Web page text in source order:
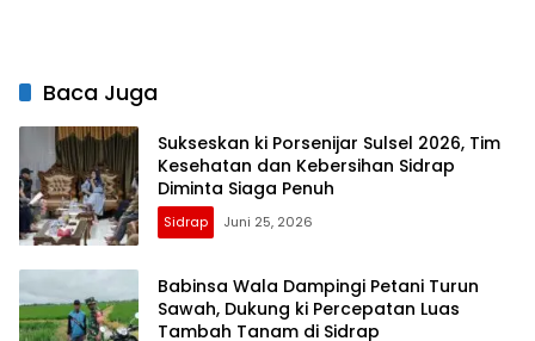
Baca Juga
Sukseskan ki Porsenijar Sulsel 2026, Tim
Kesehatan dan Kebersihan Sidrap
Diminta Siaga Penuh
Sidrap Juni 25, 2026
Babinsa Wala Dampingi Petani Turun
Sawah, Dukung ki Percepatan Luas
Tambah Tanam di Sidrap